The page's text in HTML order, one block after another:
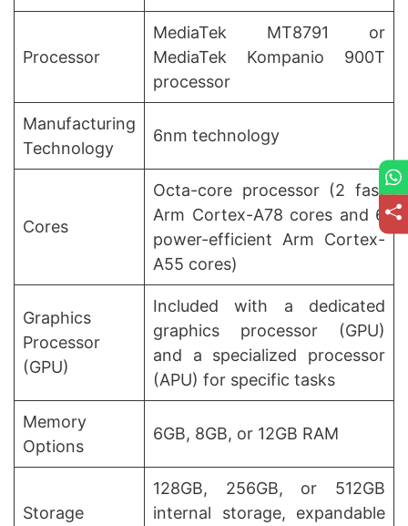
Processor
MediaTek MT8791 or
MediaTek Kompanio 900T
processor
Manufacturing
Technology
6nm technology
Cores
Octa-core processor (2 fast
Arm Cortex-A78 cores and 6
power-efficient Arm Cortex-
A55 cores)
Graphics
Processor
(GPU)
Included with a dedicated
graphics processor (GPU)
and a specialized processor
(APU) for specific tasks
Memory
Options
6GB, 8GB, or 12GB RAM
Storage
128GB, 256GB, or 512GB
internal storage, expandable